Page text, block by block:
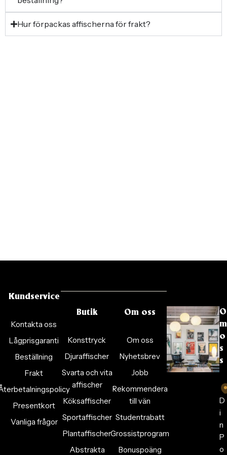
Hur förpackas affischerna för frakt?
Kundservice
Kontakta oss
Lågprisgaranti
Beställning
Frakt
Presentkort
Vanliga frågor
Butik
Konsttryck
Djuraffischer
Svarta och vita
affischer
Köksaffischer
Sportaffischer
Plantaffischer
Abstrakta
Om oss
Om oss
Nyhetsbrev
Jobb
Rekommendera
till vän
Studentrabatt
Grossistprogram
Bonuspoäng
O
m
o
s
s
D
i
n
P
o